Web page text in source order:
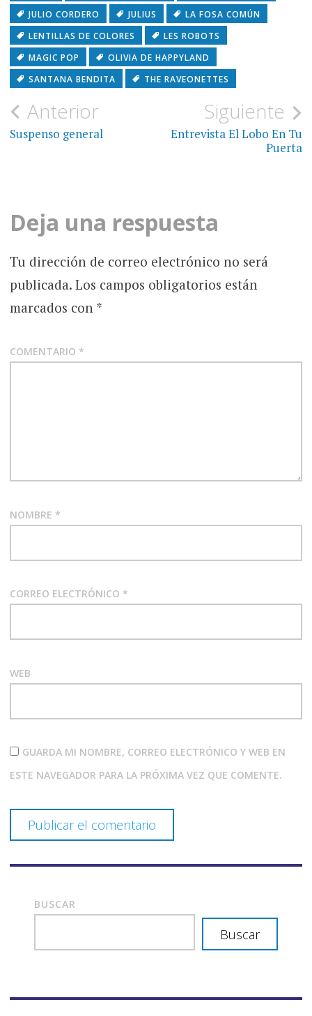
JULIO CORDERO
JULIUS
LA FOSA COMÚN
LENTILLAS DE COLORES
LES ROBOTS
MAGIC POP
OLIVIA DE HAPPYLAND
SANTANA BENDITA
THE RAVEONETTES
Navegación
de
Anterior
Suspenso general
Siguiente
Entrevista El Lobo En Tu
Puerta
Deja una respuesta
Tu dirección de correo electrónico no será
publicada. Los campos obligatorios están
marcados con *
COMENTARIO *
NOMBRE *
CORREO ELECTRÓNICO *
WEB
GUARDA MI NOMBRE, CORREO ELECTRÓNICO Y WEB EN
ESTE NAVEGADOR PARA LA PRÓXIMA VEZ QUE COMENTE.
BUSCAR
Buscar